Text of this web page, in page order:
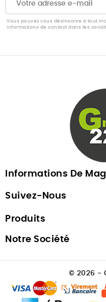
Vous pouvez vous désinscrire à tout
informations de contact dans les
Informations De
Suivez-Nous
Produits
Notre Société
© 2026 -